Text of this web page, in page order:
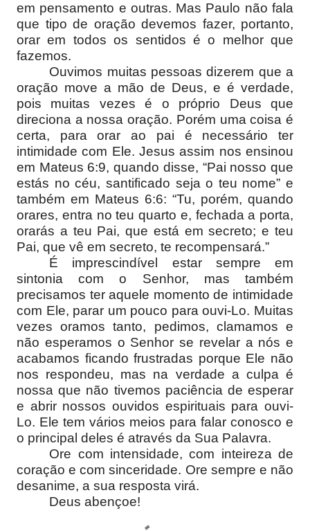
em pensamento e outras. Mas Paulo não fala
que tipo de oração devemos fazer, portanto,
orar em todos os sentidos é o melhor que
fazemos.
Ouvimos muitas pessoas dizerem que a
oração move a mão de Deus, e é verdade,
pois muitas vezes é o próprio Deus que
direciona a nossa oração. Porém uma coisa é
certa, para orar ao pai é necessário ter
intimidade com Ele. Jesus assim nos ensinou
em Mateus 6:9, quando disse, “Pai nosso que
estás no céu, santificado seja o teu nome” e
também em Mateus 6:6: “Tu, porém, quando
orares, entra no teu quarto e, fechada a porta,
orarás a teu Pai, que está em secreto; e teu
Pai, que vê em secreto, te recompensará.”
É imprescindível estar sempre em
sintonia com o Senhor, mas também
precisamos ter aquele momento de intimidade
com Ele, parar um pouco para ouvi-Lo. Muitas
vezes oramos tanto, pedimos, clamamos e
não esperamos o Senhor se revelar a nós e
acabamos ficando frustradas porque Ele não
nos respondeu, mas na verdade a culpa é
nossa que não tivemos paciência de esperar
e abrir nossos ouvidos espirituais para ouvi-
Lo. Ele tem vários meios para falar conosco e
o principal deles é através da Sua Palavra.
Ore com intensidade, com inteireza de
coração e com sinceridade. Ore sempre e não
desanime, a sua resposta virá.
Deus abençoe!